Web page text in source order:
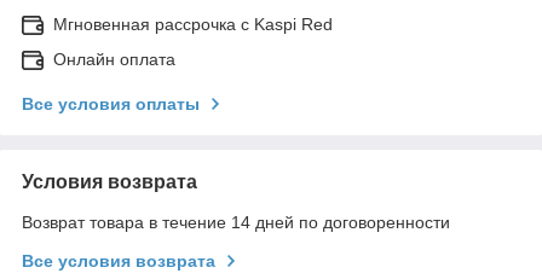
Мгновенная рассрочка с Kaspi Red
Онлайн оплата
Все условия оплаты
Условия возврата
Возврат товара в течение 14 дней по договоренности
Все условия возврата